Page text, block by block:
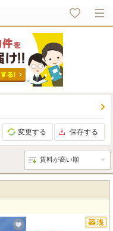
変更する 保存する